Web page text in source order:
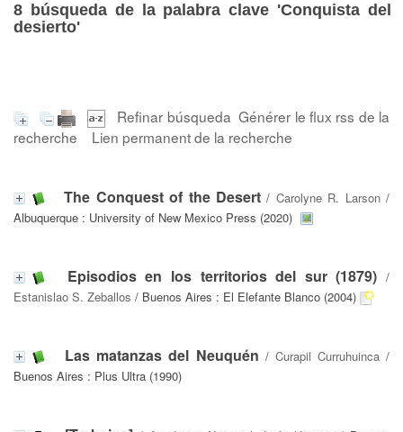
8 búsqueda de la palabra clave 'Conquista del
desierto'
Refinar búsqueda Générer le flux rss de la
recherche
Lien permanent de la recherche
The Conquest of the Desert / Carolyne R. Larson/
Albuquerque : University of New Mexico Press (2020)
Episodios en los territorios del sur (1879) /
Estanislao S. Zeballos / Buenos Aires : El Elefante Blanco (2004)
Las matanzas del Neuquén / Curapil Curruhuinca/
Buenos Aires : Plus Ultra (1990)